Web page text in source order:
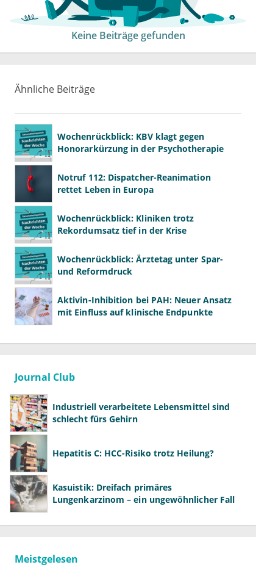
Keine Beiträge gefunden
Ähnliche Beiträge
Wochenrückblick: KBV klagt gegen
Honorarkürzung in der Psychotherapie
Notruf 112: Dispatcher-Reanimation
rettet Leben in Europa
Wochenrückblick: Kliniken trotz
Rekordumsatz tief in der Krise
Wochenrückblick: Ärztetag unter Spar-
und Reformdruck
Aktivin-Inhibition bei PAH: Neuer Ansatz
mit Einfluss auf klinische Endpunkte
Journal Club
Industriell verarbeitete Lebensmittel sind
schlecht fürs Gehirn
Hepatitis C: HCC-Risiko trotz Heilung?
Kasuistik: Dreifach primäres
Lungenkarzinom – ein ungewöhnlicher Fall
Meistgelesen